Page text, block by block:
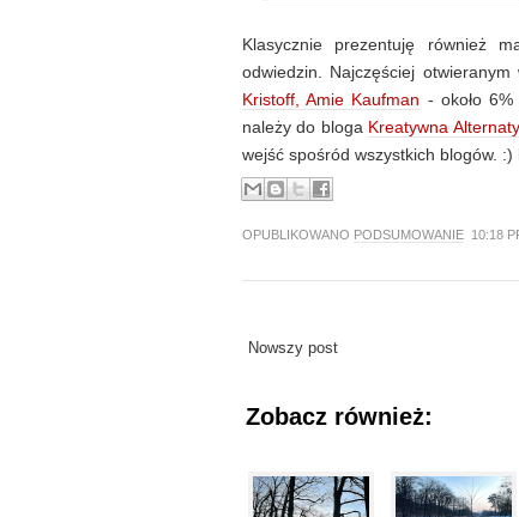
Klasycznie prezentuję również
odwiedzin. Najczęściej otwieranym
Kristoff, Amie Kaufman - około
należy do bloga Kreatywna
wejść spośród wszystkich blogów. :)
OPUBLIKOWANO PODSUMOWANIE 10:18
Nowszy post
Zobacz również: